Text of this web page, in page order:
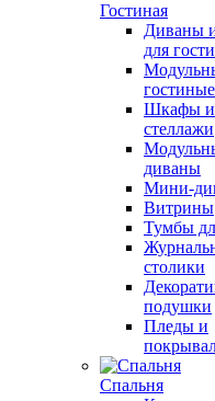
Гостиная
Диваны
для
гостиные
Шкафы и
стеллажи
диваны
Мини-
Витрины
Тумбы
столики
подушки
Пледы и
Спальня